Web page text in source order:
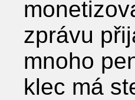
zprávu
mnoho
klec má